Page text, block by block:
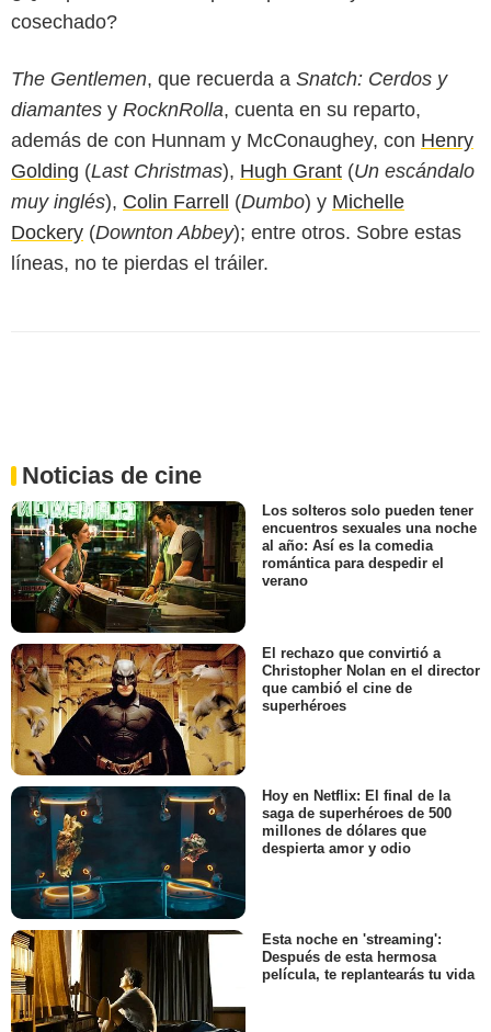
cosechado?
The Gentlemen, que recuerda a Snatch: Cerdos y
diamantes y RocknRolla, cuenta en su reparto,
además de con Hunnam y McConaughey, con Henry
Golding (Last Christmas), Hugh Grant (Un escándalo
muy inglés), Colin Farrell (Dumbo) y Michelle
Dockery (Downton Abbey); entre otros. Sobre estas
líneas, no te pierdas el tráiler.
Noticias de cine
Los solteros solo pueden tener
encuentros sexuales una noche
al año: Así es la comedia
romántica para despedir el
verano
El rechazo que convirtió a
Christopher Nolan en el director
que cambió el cine de
superhéroes
Hoy en Netflix: El final de la
saga de superhéroes de 500
millones de dólares que
despierta amor y odio
Esta noche en 'streaming':
Después de esta hermosa
película, te replantearás tu vida